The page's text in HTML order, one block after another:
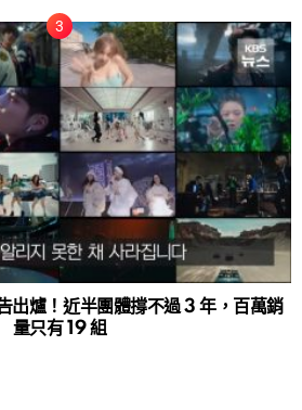
出爐！近半團體撐不過 3 年，百萬銷
量只有 19 組